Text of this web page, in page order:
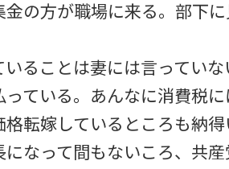
の方が職場に来る。部下
ることは妻には言ってい
ている。あんなに消費税に
転嫁しているところも納得
なって間もないころ、共